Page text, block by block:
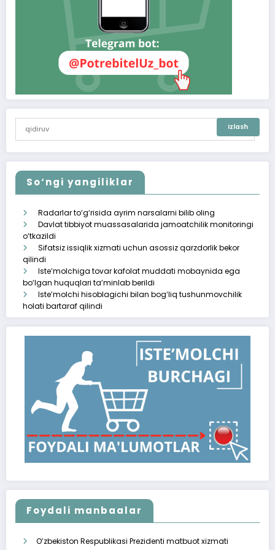
So‘ngi yangiliklar
Radarlar to‘g‘risida ayrim narsalarni bilib oling
Davlat tibbiyot muassasalarida jamoatchilik monitoringi
o‘tkazildi
Sifatsiz issiqlik xizmati uchun asossiz qarzdorlik bekor
qilindi
Iste’molchiga tovar kafolat muddati mobaynida ega
bo‘lgan huquqlari ta’minlab berildi
Iste’molchi hisoblagichi bilan bog‘liq tushunmovchilik
holati bartaraf qilindi
Foydali manbaalar
O’zbekiston Respublikasi Prezidenti matbuot xizmati